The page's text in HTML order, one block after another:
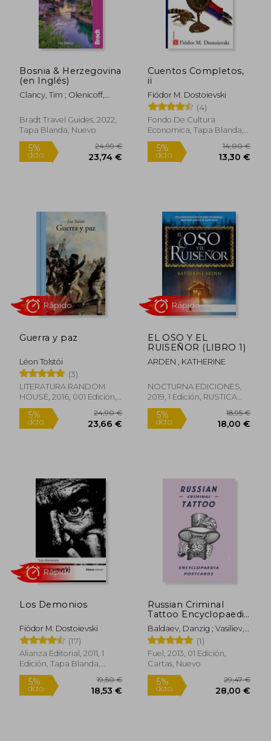
dcto. 9,50 €
5%
dcto.
Bosnia & Herzegovina
(en Inglés)
Clancy, Tim ; Olenicoff,
Bradt Travel Guides, 2022,
Tapa Blanda, Nuevo
5%
dcto.
24,99 €
23,74 €
Cuentos Completos,
ii
Fiódor M. Dostoievski
(4)
Fondo De Cultura
Economica, Tapa Blanda,
Nuevo
5%
dcto.
Guerra y paz
Léon Tolstói
(3)
LITERATURA RANDOM
HOUSE, 2016, 001 Edición,
Tapa Dura, Nuevo
Rápido
EL OSO Y EL
RUISEÑOR (LIBRO 1)
ARDEN , KATHERINE
NOCTURNA EDICIONES,
2019, 1 Edición, RUSTICA
CON SOLAPA, Nuevo
Los Demonios
Fiódor M. Dostoievski
(17)
Alianza Editorial, 2011, 1
Edición, Tapa Blanda,
Nuevo
Russian Criminal
Tattoo Encyclopaedia
Postcards (en Inglés)
Baldaev, Danzig ; Vasiliev,
Sergei ; Murray, Damon
(1)
Fuel, 2013, 01 Edición,
Cartas, Nuevo